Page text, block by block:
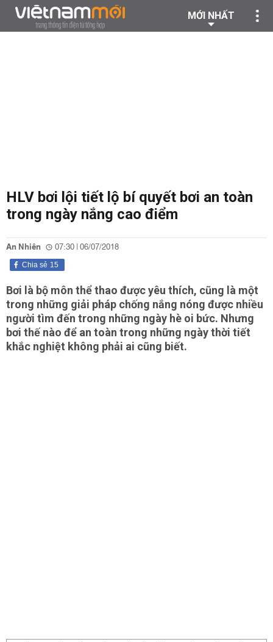
MỚI NHẤT
HLV bơi lội tiết lộ bí quyết bơi an toàn
trong ngày nắng cao điểm
An Nhiên 07:30 | 06/07/2018
15
Chia sẻ
Bơi là bộ môn thể thao được yêu thích, cũng là một
trong những giải pháp chống nắng nóng được nhiều
người tìm đến trong những ngày hè oi bức. Nhưng
bơi thế nào để an toàn trong những ngày thời tiết
khắc nghiệt không phải ai cũng biết.